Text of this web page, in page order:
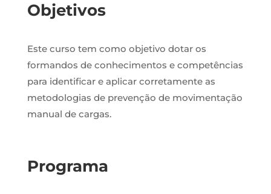
Objetivos
Este curso tem como objetivo dotar os
formandos de conhecimentos e competências
para identificar e aplicar corretamente as
metodologias de prevenção de movimentação
manual de cargas.
Programa